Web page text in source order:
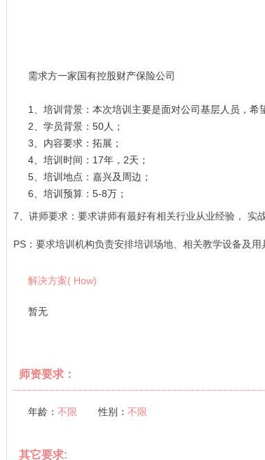
需求方一家国有控股财产保险公司
1、培训背景：本次培训主要是面对公司基层人员，希
2、学员背景：50人；
3、内容要求：拓展；
4、培训时间：17年，2天；
5、培训地点：嘉兴及周边；
6、培训预算：5-8万；
7、讲师要求：要求讲师有最好有相关行业从业经验， 实
PS：要求培训机构负责安排培训场地、相关教学设备及
解决方案( How)
暂无
师资要求：
年龄： 不限 性别： 不限
其它要求: